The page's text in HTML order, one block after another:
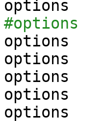
options
#options
options
options
options
options
options